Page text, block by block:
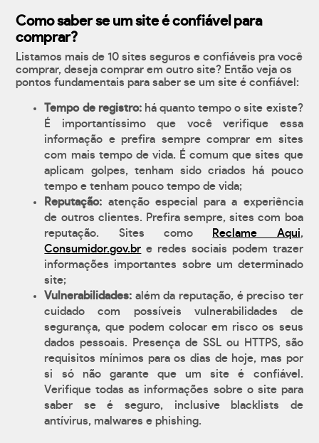
Como saber se um site é confiável para
comprar?
Listamos mais de 10 sites seguros e confiáveis pra você
comprar, deseja comprar em outro site? Então veja os
pontos fundamentais para saber se um site é confiável:
Tempo de registro:há quanto tempo o site existe?
É importantíssimo que você verifique essa
informação e prefira sempre comprar em sites
com mais tempo de vida. É comum que sites que
aplicam golpes, tenham sido criados há pouco
tempo e tenham pouco tempo de vida;
Reputação: atenção especial para a experiência
de outros clientes. Prefira sempre, sites com boa
reputação. Sites como
Reclame Aqui,
Consumidor.gov.br e redes sociais podem trazer
informações importantes sobre um determinado
site;
Vulnerabilidades: além da reputação, é preciso ter
cuidado com possíveis vulnerabilidades de
segurança, que podem colocar em risco os seus
dados pessoais. Presença de SSL ou HTTPS, são
requisitos mínimos para os dias de hoje, mas por
si só não garante que um site é confiável.
Verifique todas as informações sobre o site para
saber se é seguro, inclusive blacklists de
antívirus, malwares e phishing.